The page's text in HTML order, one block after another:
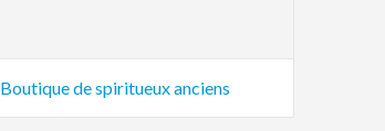
Boutique de spiritueux anciens